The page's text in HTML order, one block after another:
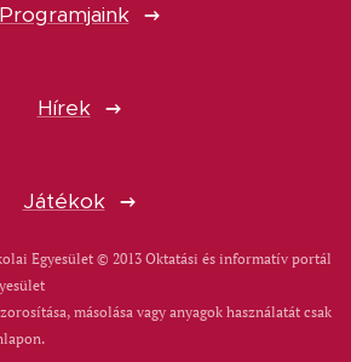
Programjaink
Hírek
Játékok
Egyesület © 2013 Oktatási és informatív portál
másolása vagy anyagok használatát csak